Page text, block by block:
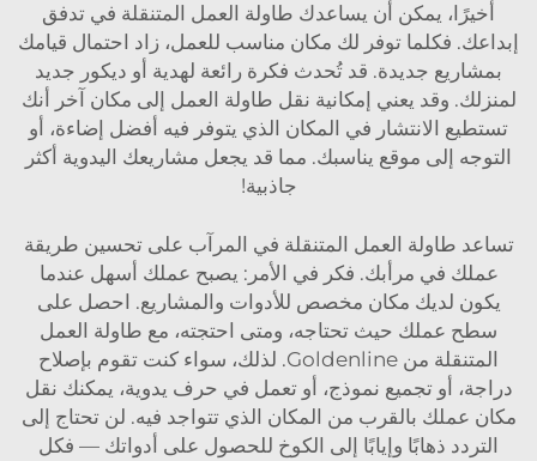
أخيرًا، يمكن أن يساعدك طاولة العمل المتنقلة في تدفق
إبداعك. فكلما توفر لك مكان مناسب للعمل، زاد احتمال قيامك
بمشاريع جديدة. قد تُحدث فكرة رائعة لهدية أو ديكور جديد
لمنزلك. وقد يعني إمكانية نقل طاولة العمل إلى مكان آخر أنك
تستطيع الانتشار في المكان الذي يتوفر فيه أفضل إضاءة، أو
التوجه إلى موقع يناسبك. مما قد يجعل مشاريعك اليدوية أكثر
جاذبية!
تساعد طاولة العمل المتنقلة في المرآب على تحسين طريقة
عملك في مرأبك. فكر في الأمر: يصبح عملك أسهل عندما
يكون لديك مكان مخصص للأدوات والمشاريع. احصل على
سطح عملك حيث تحتاجه، ومتى احتجته، مع طاولة العمل
المتنقلة من Goldenline. لذلك، سواء كنت تقوم بإصلاح
دراجة، أو تجميع نموذج، أو تعمل في حرف يدوية، يمكنك نقل
مكان عملك بالقرب من المكان الذي تتواجد فيه. لن تحتاج إلى
التردد ذهابًا وإيابًا إلى الكوخ للحصول على أدواتك — فكل